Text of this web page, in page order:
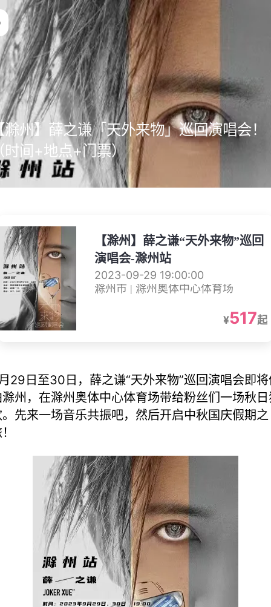
滁州】薛之谦「天外来物」巡回演唱会！
时间+地点+门票）
【滁州】薛之谦“天外来物”巡回
演唱会-滁州站
2023-09-29 19:00:00
滁州市 | 滁州奥体中心体育场
¥517起
29日至30日，薛之谦“天外来物”巡回演唱会即
州，在滁州奥体中心体育场带给粉丝们一场秋
先来一场音乐共振吧，然后开启中秋国庆假期之